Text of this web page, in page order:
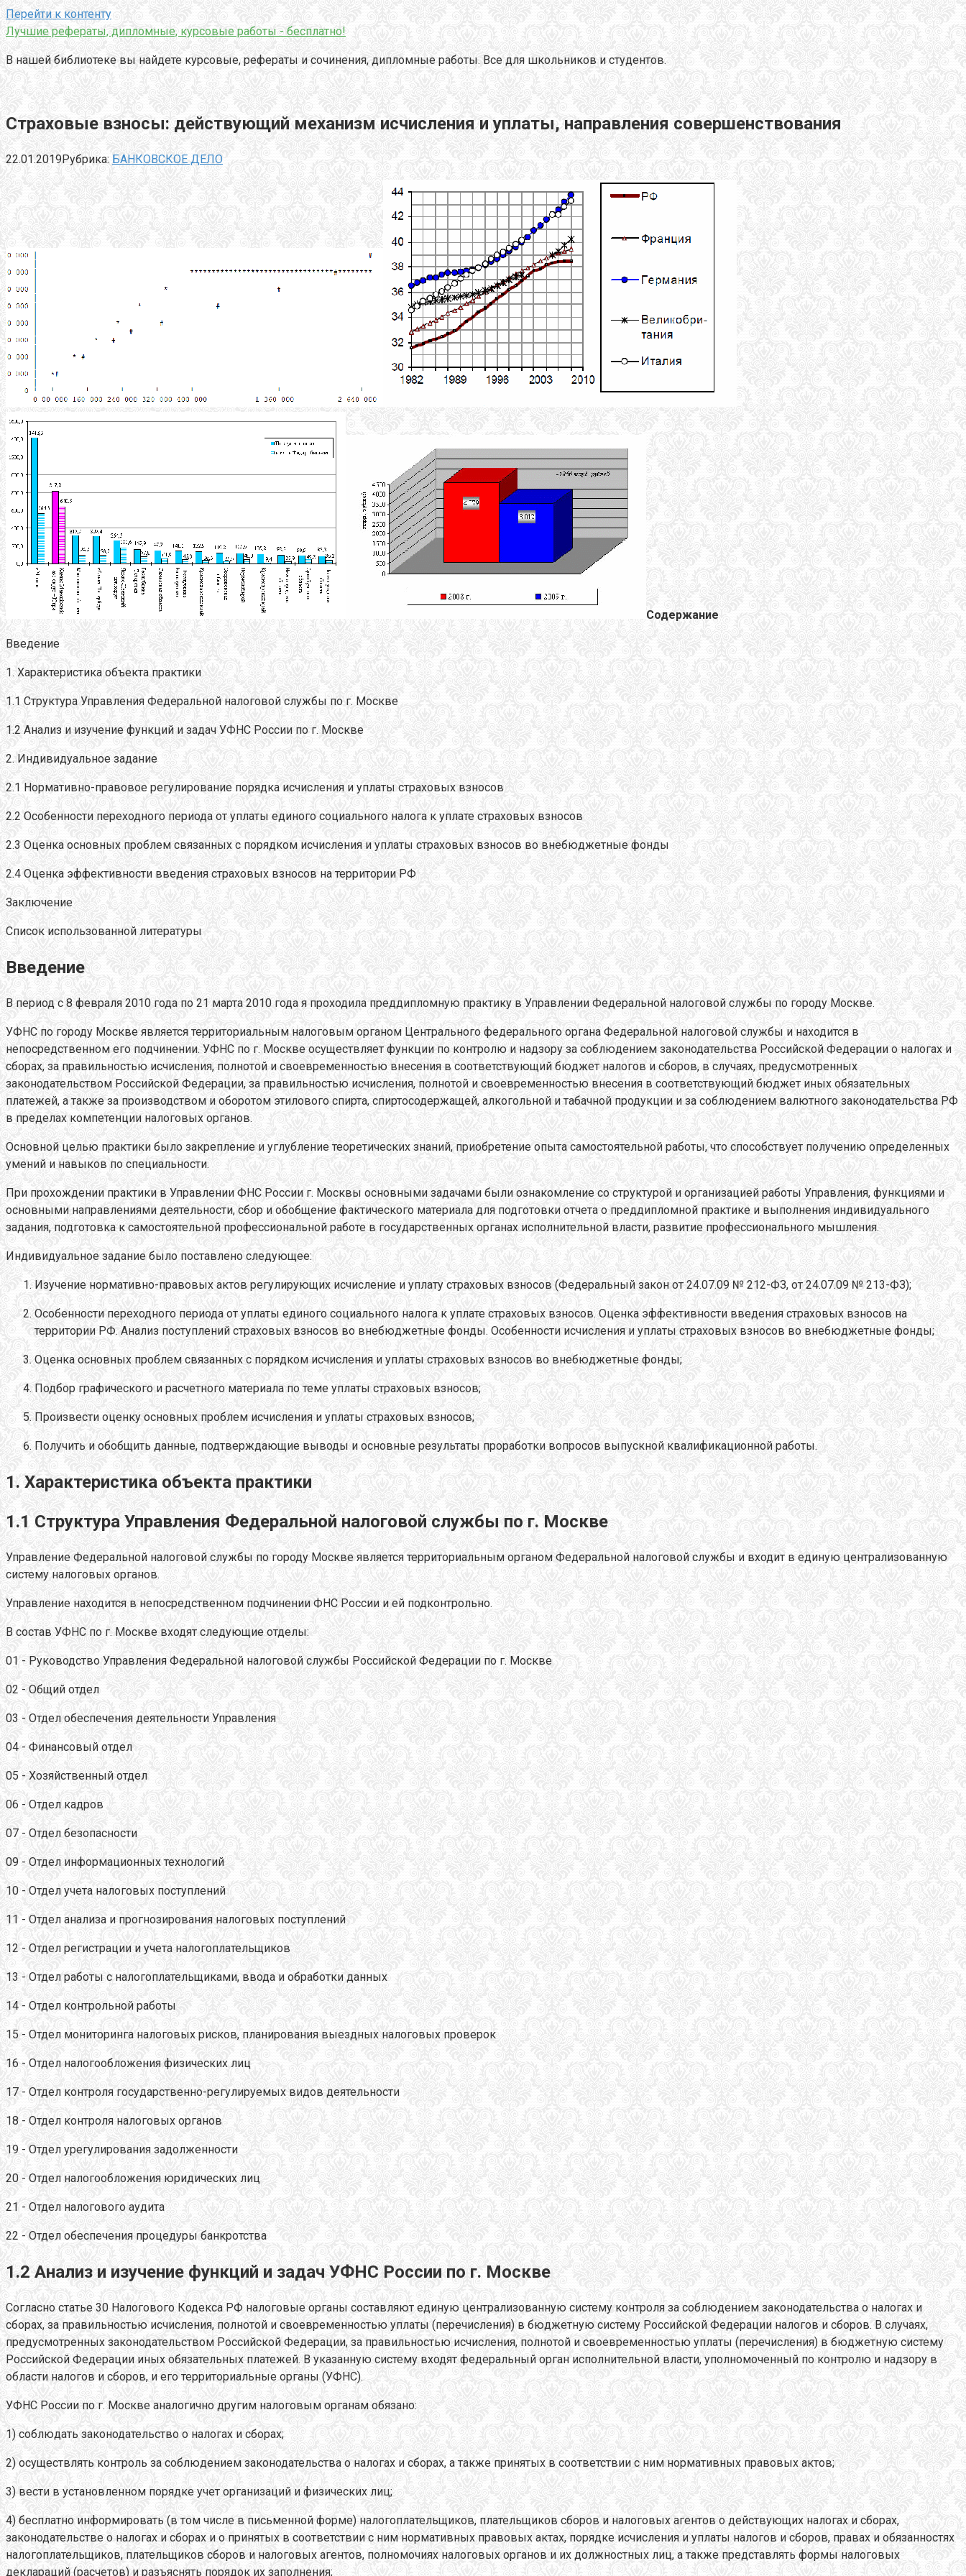
Перейти к контенту
Лучшие рефераты, дипломные, курсовые работы - бесплатно!
В нашей библиотеке вы найдете курсовые, рефераты и сочинения, дипломные работы. Все для школьников и студентов.
Страховые взносы: действующий механизм исчисления и уплаты, направления совершенствования
22.01.2019Рубрика: БАНКОВСКОЕ ДЕЛО
Содержание
Введение
1. Характеристика объекта практики
1.1 Структура Управления Федеральной налоговой службы по г. Москве
1.2 Анализ и изучение функций и задач УФНС России по г. Москве
2. Индивидуальное задание
2.1 Нормативно-правовое регулирование порядка исчисления и уплаты страховых взносов
2.2 Особенности переходного периода от уплаты единого социального налога к уплате страховых взносов
2.3 Оценка основных проблем связанных с порядком исчисления и уплаты страховых взносов во внебюджетные фонды
2.4 Оценка эффективности введения страховых взносов на территории РФ
Заключение
Список использованной литературы
Введение
В период с 8 февраля 2010 года по 21 марта 2010 года я проходила преддипломную практику в Управлении Федеральной налоговой службы по городу Москве.
УФНС по городу Москве является территориальным налоговым органом Центрального федерального органа Федеральной налоговой службы и находится в
непосредственном его подчинении. УФНС по г. Москве осуществляет функции по контролю и надзору за соблюдением законодательства Российской Федерации о налогах и
сборах, за правильностью исчисления, полнотой и своевременностью внесения в соответствующий бюджет налогов и сборов, в случаях, предусмотренных
законодательством Российской Федерации, за правильностью исчисления, полнотой и своевременностью внесения в соответствующий бюджет иных обязательных
платежей, а также за производством и оборотом этилового спирта, спиртосодержащей, алкогольной и табачной продукции и за соблюдением валютного законодательства РФ
в пределах компетенции налоговых органов.
Основной целью практики было закрепление и углубление теоретических знаний, приобретение опыта самостоятельной работы, что способствует получению определенных
умений и навыков по специальности.
При прохождении практики в Управлении ФНС России г. Москвы основными задачами были ознакомление со структурой и организацией работы Управления, функциями и
основными направлениями деятельности, сбор и обобщение фактического материала для подготовки отчета о преддипломной практике и выполнения индивидуального
задания, подготовка к самостоятельной профессиональной работе в государственных органах исполнительной власти, развитие профессионального мышления.
Индивидуальное задание было поставлено следующее:
Изучение нормативно-правовых актов регулирующих исчисление и уплату страховых взносов (Федеральный закон от 24.07.09 № 212-ФЗ, от 24.07.09 № 213-ФЗ);
Особенности переходного периода от уплаты единого социального налога к уплате страховых взносов. Оценка эффективности введения страховых взносов на
территории РФ. Анализ поступлений страховых взносов во внебюджетные фонды. Особенности исчисления и уплаты страховых взносов во внебюджетные фонды;
Оценка основных проблем связанных с порядком исчисления и уплаты страховых взносов во внебюджетные фонды;
Подбор графического и расчетного материала по теме уплаты страховых взносов;
Произвести оценку основных проблем исчисления и уплаты страховых взносов;
Получить и обобщить данные, подтверждающие выводы и основные результаты проработки вопросов выпускной квалификационной работы.
1. Характеристика объекта практики
1.1 Структура Управления Федеральной налоговой службы по г. Москве
Управление Федеральной налоговой службы по городу Москве является территориальным органом Федеральной налоговой службы и входит в единую централизованную
систему налоговых органов.
Управление находится в непосредственном подчинении ФНС России и ей подконтрольно.
В состав УФНС по г. Москве входят следующие отделы:
01 - Руководство Управления Федеральной налоговой службы Российской Федерации по г. Москве
02 - Общий отдел
03 - Отдел обеспечения деятельности Управления
04 - Финансовый отдел
05 - Хозяйственный отдел
06 - Отдел кадров
07 - Отдел безопасности
09 - Отдел информационных технологий
10 - Отдел учета налоговых поступлений
11 - Отдел анализа и прогнозирования налоговых поступлений
12 - Отдел регистрации и учета налогоплательщиков
13 - Отдел работы с налогоплательщиками, ввода и обработки данных
14 - Отдел контрольной работы
15 - Отдел мониторинга налоговых рисков, планирования выездных налоговых проверок
16 - Отдел налогообложения физических лиц
17 - Отдел контроля государственно-регулируемых видов деятельности
18 - Отдел контроля налоговых органов
19 - Отдел урегулирования задолженности
20 - Отдел налогообложения юридических лиц
21 - Отдел налогового аудита
22 - Отдел обеспечения процедуры банкротства
1.2 Анализ и изучение функций и задач УФНС России по г. Москве
Согласно статье 30 Налогового Кодекса РФ налоговые органы составляют единую централизованную систему контроля за соблюдением законодательства о налогах и
сборах, за правильностью исчисления, полнотой и своевременностью уплаты (перечисления) в бюджетную систему Российской Федерации налогов и сборов. В случаях,
предусмотренных законодательством Российской Федерации, за правильностью исчисления, полнотой и своевременностью уплаты (перечисления) в бюджетную систему
Российской Федерации иных обязательных платежей. В указанную систему входят федеральный орган исполнительной власти, уполномоченный по контролю и надзору в
области налогов и сборов, и его территориальные органы (УФНС).
УФНС России по г. Москве аналогично другим налоговым органам обязано:
1) соблюдать законодательство о налогах и сборах;
2) осуществлять контроль за соблюдением законодательства о налогах и сборах, а также принятых в соответствии с ним нормативных правовых актов;
3) вести в установленном порядке учет организаций и физических лиц;
4) бесплатно информировать (в том числе в письменной форме) налогоплательщиков, плательщиков сборов и налоговых агентов о действующих налогах и сборах,
законодательстве о налогах и сборах и о принятых в соответствии с ним нормативных правовых актах, порядке исчисления и уплаты налогов и сборов, правах и обязанностях
налогоплательщиков, плательщиков сборов и налоговых агентов, полномочиях налоговых органов и их должностных лиц, а также представлять формы налоговых
деклараций (расчетов) и разъяснять порядок их заполнения;